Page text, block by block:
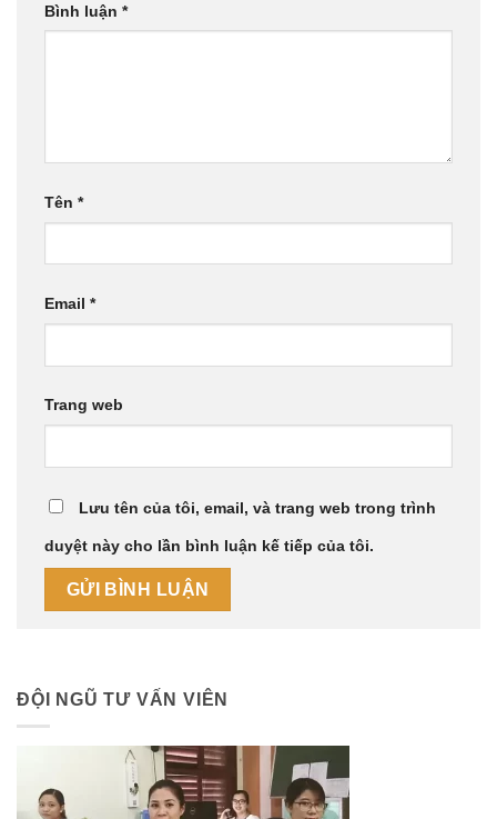
Bình luận *
Tên *
Email *
Trang web
Lưu tên của tôi, email, và trang web trong trình
duyệt này cho lần bình luận kế tiếp của tôi.
ĐỘI NGŨ TƯ VẤN VIÊN